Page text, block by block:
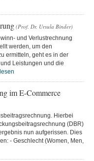
(Prof. Dr. Ursula Binder)
und Verlustrechnung
werden, um den
ermitteln, geht es in der
Leistungen und die
im E-Commerce
Hierbei
(DBR)
nun aufgerissen. Dies
- Geschlecht (Women, Men,